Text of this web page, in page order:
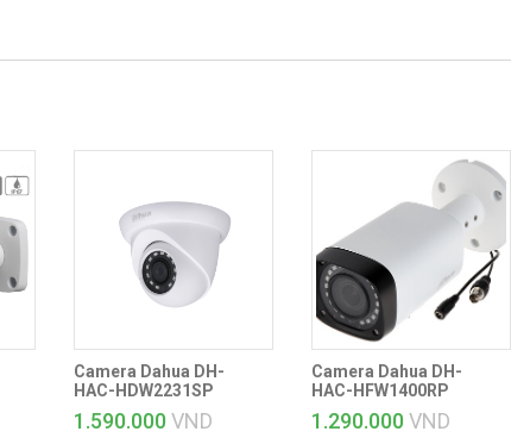
Camera Dahua DH-
HAC-HDW2231SP
1.590.000 VND
Camera Dahua DH-
HAC-HFW1400RP
1.290.000 VND